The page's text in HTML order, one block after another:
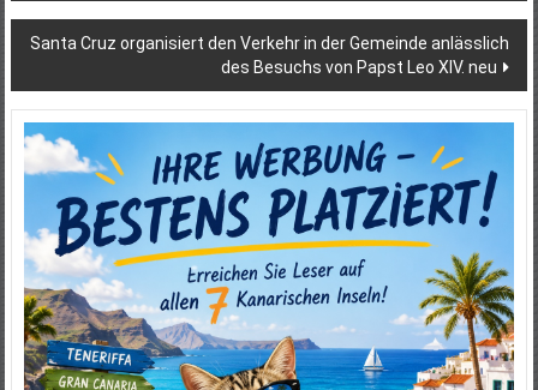
Santa Cruz organisiert den Verkehr in der Gemeinde anlässlich
des Besuchs von Papst Leo XIV. neu